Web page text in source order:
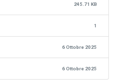
245.71 KB
1
6 Ottobre 2025
6 Ottobre 2025